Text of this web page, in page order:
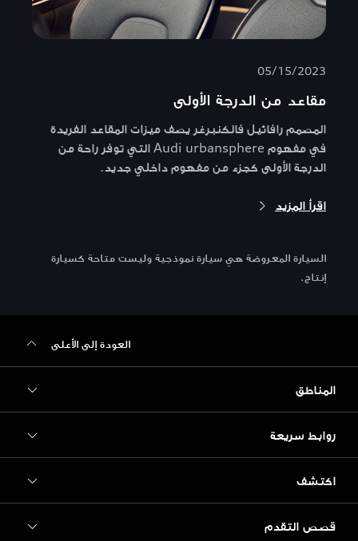
05/15/2023
مقاعد من الدرجة الأولى
المصمم رافائيل فالكنبرغر يصف ميزات المقاعد الفريدة
في مفهوم Audi urbansphere التي توفر راحة من
الدرجة الأولى كجزء من مفهوم داخلي جديد.
اقرأ المزيد
السيارة المعروضة هي سيارة نموذجية وليست متاحة كسيارة
إنتاج.
العودة إلى الأعلى
المناطق
Audi أبوظبي
Audi دبي
روابط سريعة
الطرازات
اكتشف
Audi Matcher
قصص التقدم